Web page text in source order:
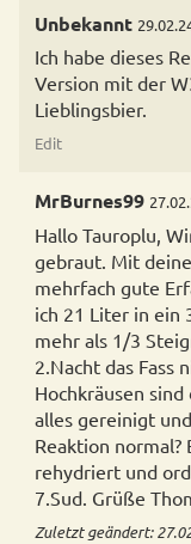
Unbekannt
Ich habe dieses
Version mit der
Lieblingsbier.
Edit
MrBurnes99
Hallo Tauroplu,
gebraut. Mit
mehrfach gute
ich 21 Liter in ein
mehr als 1/3
2.Nacht das Fass
Hochkräusen
alles gereinigt
Reaktion
rehydriert und
7.Sud. Grüße
Zuletzt geändert: